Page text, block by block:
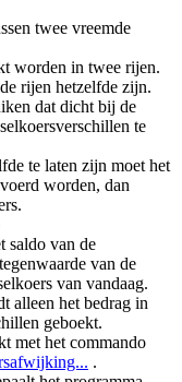
twee vreemde
worden in twee rijen.
rijen hetzelfde zijn.
dat dicht bij de
te
te laten zijn moet het
worden, dan
saldo van de
van de
van vandaag.
alleen het bedrag in
geboekt.
met het commando
.